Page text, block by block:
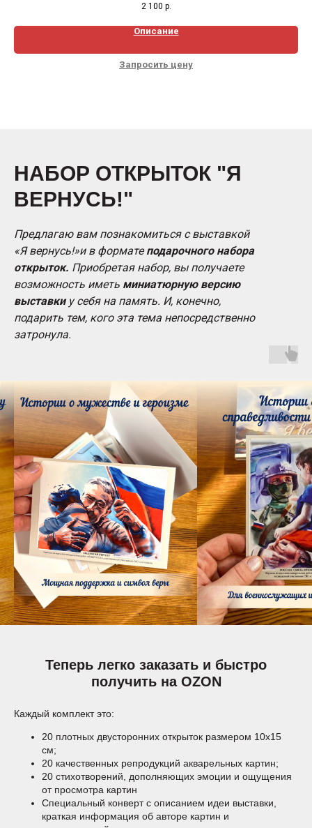
2 100 р.
Описание
Запросить цену
НАБОР ОТКРЫТОК "Я
ВЕРНУСЬ!"
Предлагаю вам познакомиться с выставкой
«Я вернусь!»и в форматеподарочного набора
открыток. Приобретая набор, вы получаете
возможность иметь миниатюрную версию
выставкиу себя на память. И, конечно,
подарить тем, кого эта тема непосредственно
затронула.
Теперь легко заказать и быстро
получить на OZON
Каждый комплект это:
20 плотных двусторонних открыток размером 10х15
см;
20 качественных репродукций акварельных картин;
20 стихотворений, дополняющих эмоции и ощущения
от просмотра картин
Специальный конверт с описанием идеи выставки,
краткая информация об авторе картин и